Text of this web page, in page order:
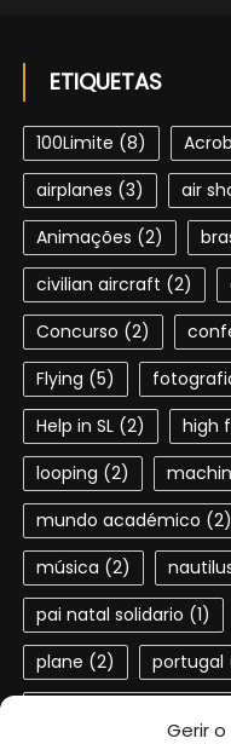
Gerir
ETIQUETAS
100Limite (8)
airplanes (3) air
Animações (2)
civilian aircraft (2)
Concurso (2)
Flying (5)
Help in SL(2) high
looping (2)
mundo académico (2)
música (2)
pai natal solidario (1)
plane (2) portugal